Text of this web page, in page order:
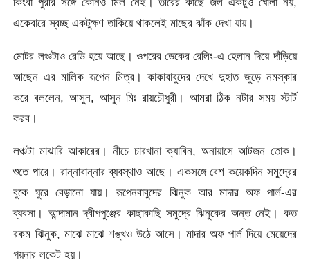
একেবারে স্বচ্ছ একটুক্ষণ তাকিয়ে থাকলেই মাছের ঝাঁক দেখা যায়।
মোটর লঞ্চটাও রেডি হয়ে আছে। ওপরের ডেকের রেলিং-এ হেলান দিয়ে দাঁড়িয়ে
আছেন এর মালিক রূপেন মিত্র। কাকাবাবুদের দেখে দুহাত জুড়ে নমস্কার
করে বললেন, আসুন, আসুন মিঃ রায়চৌধুরী। আমরা ঠিক নটার সময় স্টার্ট
করব।
লঞ্চটা মাঝারি আকারের। নীচে চারখানা ক্যাবিন, অনায়াসে আটজন তোক।
শুতে পারে। রান্নাবান্নার ব্যবস্থাও আছে। একসঙ্গে বেশ কয়েকদিন সমুদ্রের
বুকে ঘুরে বেড়ানো যায়। রূপেনবাবুদের ঝিনুক আর মাদার অফ পার্ল-এর
ব্যবসা। আন্দামান দ্বীপপুঞ্জের কাছাকাছি সমুদ্রে ঝিনুকের অন্ত নেই। কত
রকম ঝিনুক, মাঝে মাঝে শঙ্খও উঠে আসে। মাদার অফ পার্ল দিয়ে মেয়েদের
গয়নার লকেট হয়।